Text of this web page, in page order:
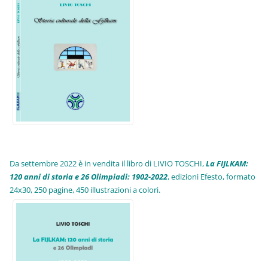
Da settembre 2022 è in vendita il libro di LIVIO TOSCHI,La FIJLKAM:
120 anni di storia e 26 Olimpiadi: 1902-2022, edizioni Efesto, formato
24x30, 250 pagine, 450 illustrazioni a colori.